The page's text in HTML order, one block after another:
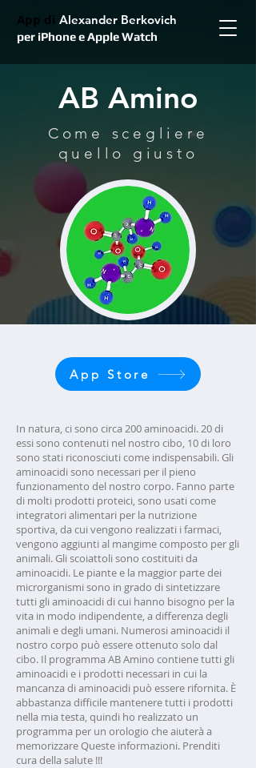
App di Alexander Berkovich
per iPhone e Apple Watch
AB Amino
Come scegliere
quello giusto
App Store
In natura, ci sono circa 200 aminoacidi. 20 di
essi sono contenuti nel nostro cibo, 10 di loro
sono stati riconosciuti come indispensabili. Gli
aminoacidi sono necessari per il pieno
funzionamento del nostro corpo. Fanno parte
di molti prodotti proteici, sono usati come
integratori alimentari per la nutrizione
sportiva, da cui vengono realizzati i farmaci,
vengono aggiunti al mangime composto per gli
animali. Gli scoiattoli sono costituiti da
aminoacidi. Le piante e la maggior parte dei
microrganismi sono in grado di sintetizzare
tutti gli aminoacidi di cui hanno bisogno per la
vita in modo indipendente, a differenza degli
animali e degli umani. Numerosi aminoacidi il
nostro corpo può essere ottenuto solo dal
cibo. Il programma AB Amino contiene tutti gli
aminoacidi e i prodotti necessari in cui la
mancanza di aminoacidi può essere rifornita. È
abbastanza difficile mantenere tutti i prodotti
nella mia testa, quindi ho realizzato un
programma per un orologio che aiuterà a
memorizzare Queste informazioni. Prenditi
cura della salute !!!